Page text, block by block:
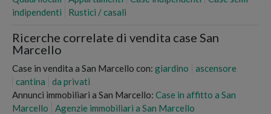
indipendenti
Rustici / casali
Ricerche correlate di vendita case San
Marcello
Case in vendita a San Marcello con: giardino
ascensore
cantina
da privati
Annunci immobiliari a San Marcello: Case in affitto a San
Marcello
Agenzie immobiliari a San Marcello